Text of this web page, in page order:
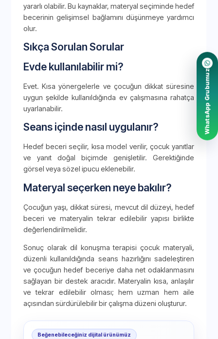
yararlı olabilir. Bu kaynaklar, materyal seçiminde hedef
becerinin gelişimsel bağlamını düşünmeye yardımcı
olur.
Sıkça Sorulan Sorular
Evde kullanılabilir mi?
Evet. Kısa yönergelerle ve çocuğun dikkat süresine
uygun şekilde kullanıldığında ev çalışmasına rahatça
uyarlanabilir.
Seans içinde nasıl uygulanır?
Hedef beceri seçilir, kısa model verilir, çocuk yanıtlar
ve yanıt doğal biçimde genişletilir. Gerektiğinde
görsel veya sözel ipucu eklenebilir.
Materyal seçerken neye bakılır?
Çocuğun yaşı, dikkat süresi, mevcut dil düzeyi, hedef
beceri ve materyalin tekrar edilebilir yapısı birlikte
değerlendirilmelidir.
Sonuç olarak dil konuşma terapisi çocuk materyali,
düzenli kullanıldığında seans hazırlığını sadeleştiren
ve çocuğun hedef beceriye daha net odaklanmasını
sağlayan bir destek aracıdır. Materyalin kısa, anlaşılır
ve tekrar edilebilir olması; hem uzman hem aile
açısından sürdürülebilir bir çalışma düzeni oluşturur.
Beğenebileceğiniz dijital ürünümüz
WhatsApp Grubumuz